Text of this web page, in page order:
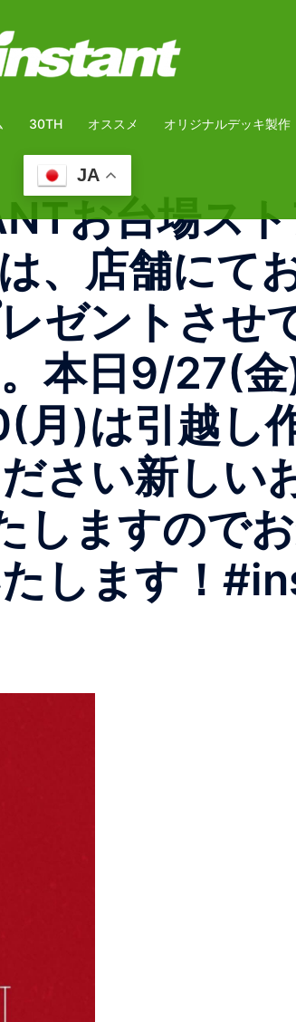
30TH オススメ オリジナルデッキ製作
JA
お台場ス
、店舗にて
ゼントさせ
本日9/27(
)は引越し
さい️新しい
しますので
します！